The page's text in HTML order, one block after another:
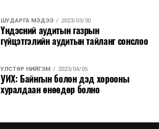
ШУДАРГА МЭДЭЭ 2023/03/30
Үндэсний аудитын газрын
гүйцэтгэлийн аудитын тайланг сонслоо
УЛСТӨР НИЙГЭМ 2023/04/05
УИХ: Байнгын болон дэд хорооны
хуралдаан өнөөдөр болно